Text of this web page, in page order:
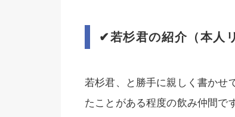
✔︎若杉君の紹介（本人
若杉君、と勝手に親しく書かせ
たことがある程度の飲み仲間で